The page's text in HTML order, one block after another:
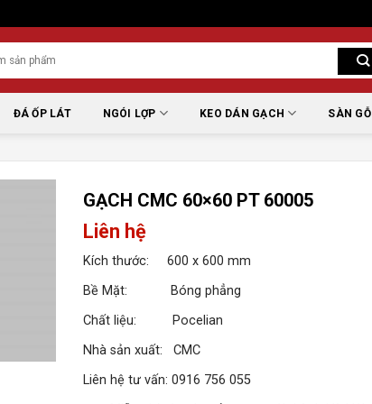
ĐÁ ỐP LÁT NGÓI LỢP KEO DÁN GẠCH SÀN GỖ
GẠCH CMC 60×60 PT 60005
Liên hệ
Kích thước: 600 x 600 mm
Bề Mặt: Bóng phẳng
Chất liệu: Pocelian
Nhà sản xuất: CMC
Liên hệ tư vấn: 0916 756 055